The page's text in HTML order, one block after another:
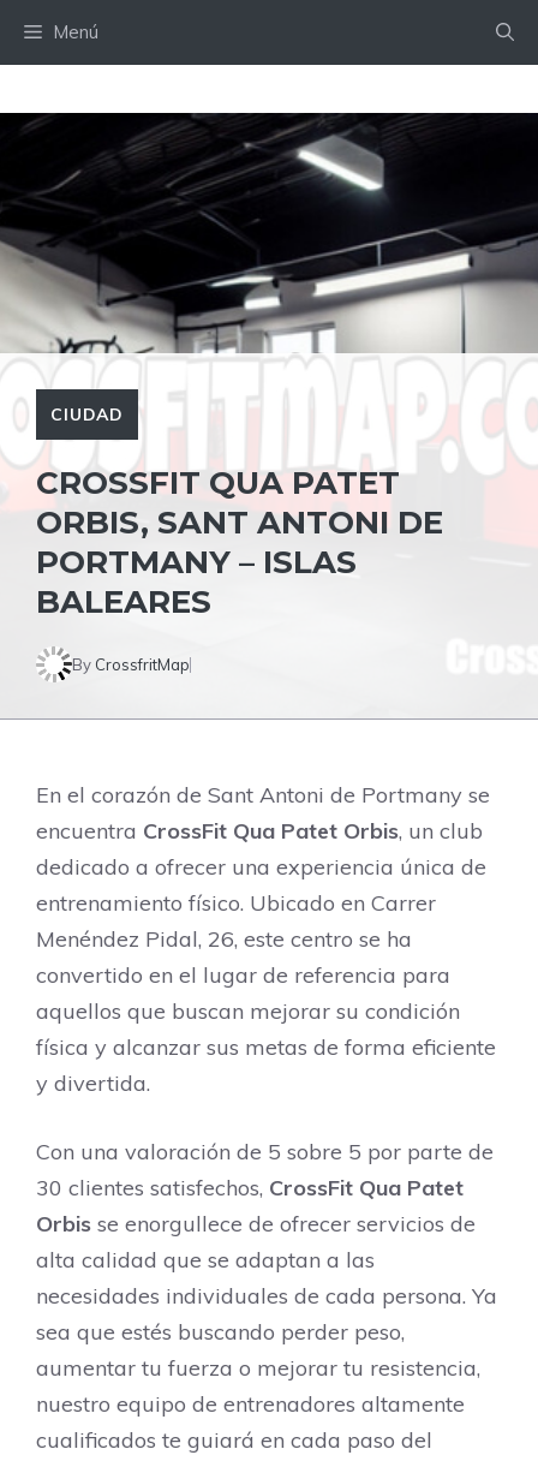
Menú
CIUDAD
CROSSFIT QUA PATET
ORBIS, SANT ANTONI DE
PORTMANY – ISLAS
BALEARES
By CrossfritMap
En el corazón de Sant Antoni de Portmany se
encuentra CrossFit Qua Patet Orbis, un club
dedicado a ofrecer una experiencia única de
entrenamiento físico. Ubicado en Carrer
Menéndez Pidal, 26, este centro se ha
convertido en el lugar de referencia para
aquellos que buscan mejorar su condición
física y alcanzar sus metas de forma eficiente
y divertida.
Con una valoración de 5 sobre 5 por parte de
30 clientes satisfechos, CrossFit Qua Patet
Orbis se enorgullece de ofrecer servicios de
alta calidad que se adaptan a las
necesidades individuales de cada persona. Ya
sea que estés buscando perder peso,
aumentar tu fuerza o mejorar tu resistencia,
nuestro equipo de entrenadores altamente
cualificados te guiará en cada paso del